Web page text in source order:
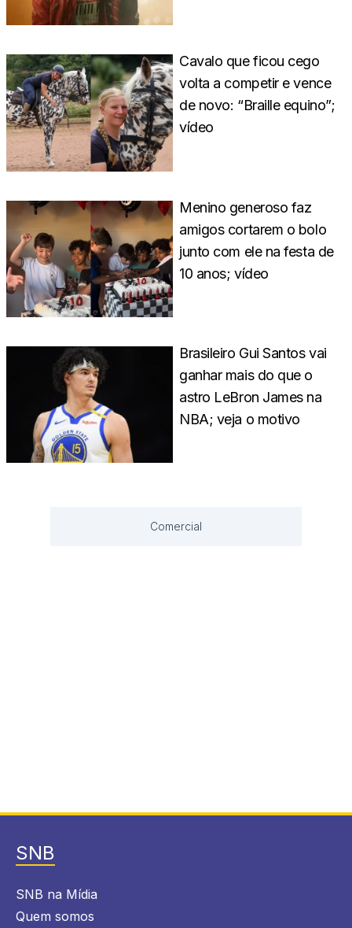
Cavalo que ficou cego
volta a competir e vence
de novo: “Braille equino”;
vídeo
Menino generoso faz
amigos cortarem o bolo
junto com ele na festa de
10 anos; vídeo
Brasileiro Gui Santos vai
ganhar mais do que o
astro LeBron James na
NBA; veja o motivo
Comercial
SNB
SNB na Mídia
Quem somos